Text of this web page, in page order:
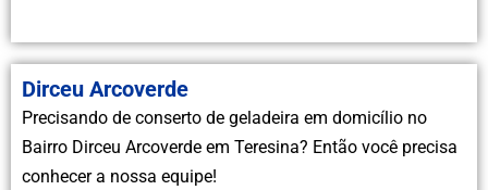
Dirceu Arcoverde
Precisando de conserto de geladeira em domicílio no
Bairro Dirceu Arcoverde em Teresina? Então você precisa
conhecer a nossa equipe!